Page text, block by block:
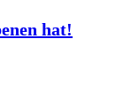
hat!